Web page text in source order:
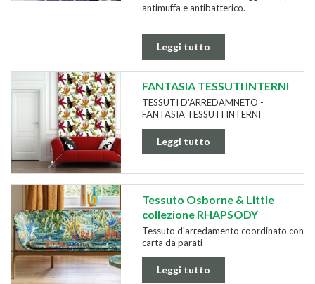
antimuffa e antibatterico.
Leggi tutto
FANTASIA TESSUTI INTERNI
TESSUTI D'ARREDAMNETO -
FANTASIA TESSUTI INTERNI
Leggi tutto
Tessuto Osborne & Little
collezione RHAPSODY
Tessuto d'arredamento coordinato con
carta da parati
Leggi tutto